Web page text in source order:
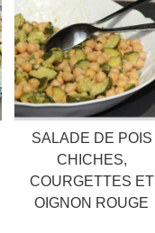
SALADE DE POIS
CHICHES,
COURGETTES ET
OIGNON ROUGE